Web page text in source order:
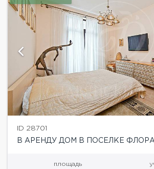
ID 28701
В АРЕНДУ ДОМ В ПОСЕЛКЕ
площадь